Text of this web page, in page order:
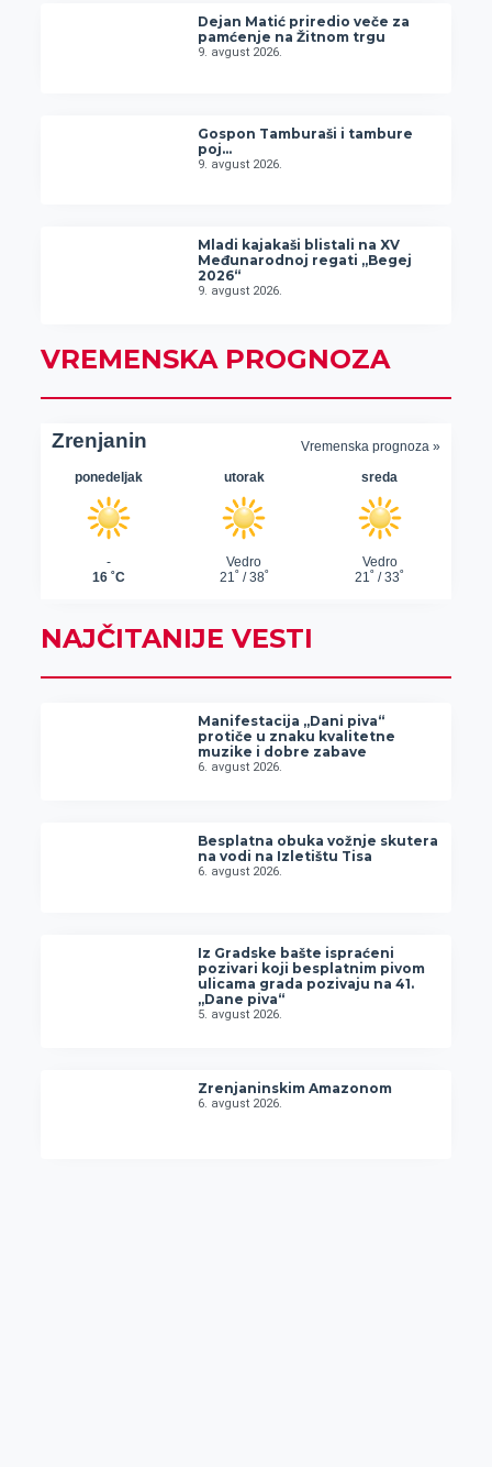
Dejan Matić priredio veče za
pamćenje na Žitnom trgu
9. avgust 2026.
Gospon Tamburaši i tambure
poj…
9. avgust 2026.
Mladi kajakaši blistali na XV
Međunarodnoj regati „Begej
2026“
9. avgust 2026.
VREMENSKA PROGNOZA
NAJČITANIJE VESTI
Manifestacija „Dani piva“
protiče u znaku kvalitetne
muzike i dobre zabave
6. avgust 2026.
Besplatna obuka vožnje skutera
na vodi na Izletištu Tisa
6. avgust 2026.
Iz Gradske bašte ispraćeni
pozivari koji besplatnim pivom
ulicama grada pozivaju na 41.
„Dane piva“
5. avgust 2026.
Zrenjaninskim Amazonom
6. avgust 2026.